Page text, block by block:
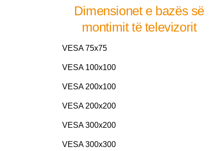
Dimensionet e bazës së
montimit të televizorit
VESA 75x75
VESA 100x100
VESA 200x100
VESA 200x200
VESA 300x200
VESA 300x300